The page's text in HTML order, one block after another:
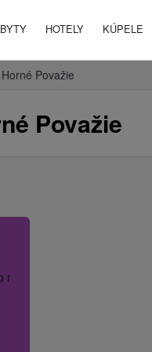
HOTELY KÚPELE
Horné Považie
Považie
hotela.